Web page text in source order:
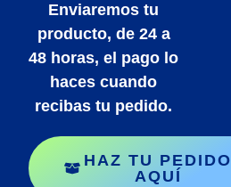
Enviaremos tu
producto, de 24a
48 horas, el pago lo
haces cuando
recibas tu pedido.
HAZ TU PEDIDO
AQUÍ